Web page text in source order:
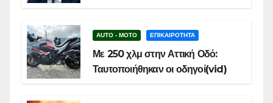
AUTO - MOTO ΕΠΙΚΑΙΡΟΤΗΤΑ
Με 250 χλμ στην Αττική Οδό:
Ταυτοποιήθηκαν οι οδηγοί(vid)